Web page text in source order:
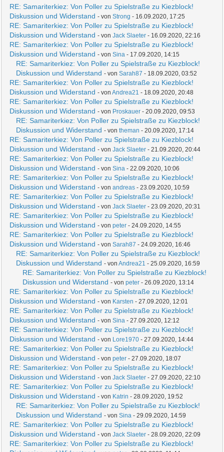
RE: Samariterkiez: Von Poller zu Spielstraße zu Kiezblock!
Diskussion und Widerstand - vonStrong - 16.09.2020, 17:25
RE: Samariterkiez: Von Poller zu Spielstraße zu Kiezblock!
Diskussion und Widerstand - vonJack Slaeter - 16.09.2020, 22:16
RE: Samariterkiez: Von Poller zu Spielstraße zu Kiezblock!
Diskussion und Widerstand - vonSina - 17.09.2020, 14:15
RE: Samariterkiez: Von Poller zu Spielstraße zu Kiezblock!
Diskussion und Widerstand - vonSarah87 - 18.09.2020, 03:52
RE: Samariterkiez: Von Poller zu Spielstraße zu Kiezblock!
Diskussion und Widerstand - vonAndrea21 - 18.09.2020, 20:48
RE: Samariterkiez: Von Poller zu Spielstraße zu Kiezblock!
Diskussion und Widerstand - von Proskauer - 20.09.2020, 09:53
RE: Samariterkiez: Von Poller zu Spielstraße zu Kiezblock!
Diskussion und Widerstand - vontheman - 20.09.2020, 17:14
RE: Samariterkiez: Von Poller zu Spielstraße zu Kiezblock!
Diskussion und Widerstand - vonJack Slaeter - 21.09.2020, 20:44
RE: Samariterkiez: Von Poller zu Spielstraße zu Kiezblock!
Diskussion und Widerstand - vonSina - 22.09.2020, 10:06
RE: Samariterkiez: Von Poller zu Spielstraße zu Kiezblock!
Diskussion und Widerstand - vonandreas - 23.09.2020, 10:59
RE: Samariterkiez: Von Poller zu Spielstraße zu Kiezblock!
Diskussion und Widerstand - vonJack Slaeter - 23.09.2020, 20:31
RE: Samariterkiez: Von Poller zu Spielstraße zu Kiezblock!
Diskussion und Widerstand - vonpeter - 24.09.2020, 14:55
RE: Samariterkiez: Von Poller zu Spielstraße zu Kiezblock!
Diskussion und Widerstand - vonSarah87 - 24.09.2020, 16:46
RE: Samariterkiez: Von Poller zu Spielstraße zu Kiezblock!
Diskussion und Widerstand - vonAndrea21 - 25.09.2020, 16:59
RE: Samariterkiez: Von Poller zu Spielstraße zu Kiezblock!
Diskussion und Widerstand - vonpeter - 26.09.2020, 13:14
RE: Samariterkiez: Von Poller zu Spielstraße zu Kiezblock!
Diskussion und Widerstand - von Karsten - 27.09.2020, 12:01
RE: Samariterkiez: Von Poller zu Spielstraße zu Kiezblock!
Diskussion und Widerstand - vonSina - 27.09.2020, 12:12
RE: Samariterkiez: Von Poller zu Spielstraße zu Kiezblock!
Diskussion und Widerstand - von Lore1970 - 27.09.2020, 14:44
RE: Samariterkiez: Von Poller zu Spielstraße zu Kiezblock!
Diskussion und Widerstand - vonpeter - 27.09.2020, 18:07
RE: Samariterkiez: Von Poller zu Spielstraße zu Kiezblock!
Diskussion und Widerstand - vonJack Slaeter - 27.09.2020, 22:10
RE: Samariterkiez: Von Poller zu Spielstraße zu Kiezblock!
Diskussion und Widerstand - von Katrin - 28.09.2020, 19:52
RE: Samariterkiez: Von Poller zu Spielstraße zu Kiezblock!
Diskussion und Widerstand - vonSina - 29.09.2020, 14:59
RE: Samariterkiez: Von Poller zu Spielstraße zu Kiezblock!
Diskussion und Widerstand - vonJack Slaeter - 28.09.2020, 22:09
RE: Samariterkiez: Von Poller zu Spielstraße zu Kiezblock!